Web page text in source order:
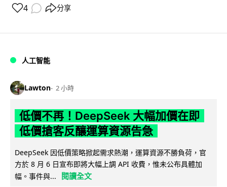
4 分享
人工智能
Lawton 2 小時
低價不再！DeepSeek 大幅加價在即
低價搶客反釀運算資源告急
DeepSeek 因低價策略掀起需求熱潮，運算資源不勝負荷，官
方於 8 月 6 日宣布即將大幅上調 API 收費，惟未公布具體加
幅。事件與...
閱讀全文